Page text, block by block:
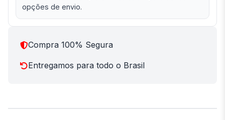
opções de envio.
Compra 100% Segura
Entregamos para todo o Brasil